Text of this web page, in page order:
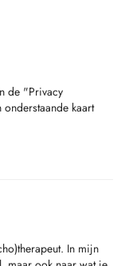
de "Privacy
kaart
In mijn